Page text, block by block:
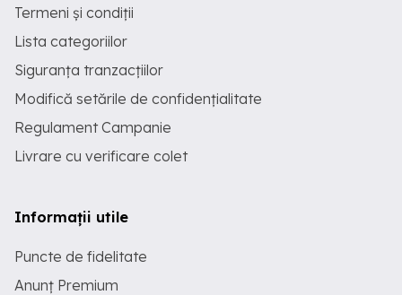
Termeni și condiții
Lista categoriilor
Siguranța tranzacțiilor
Modifică setările de confidențialitate
Regulament Campanie
Livrare cu verificare colet
Informații utile
Puncte de fidelitate
Anunț Premium